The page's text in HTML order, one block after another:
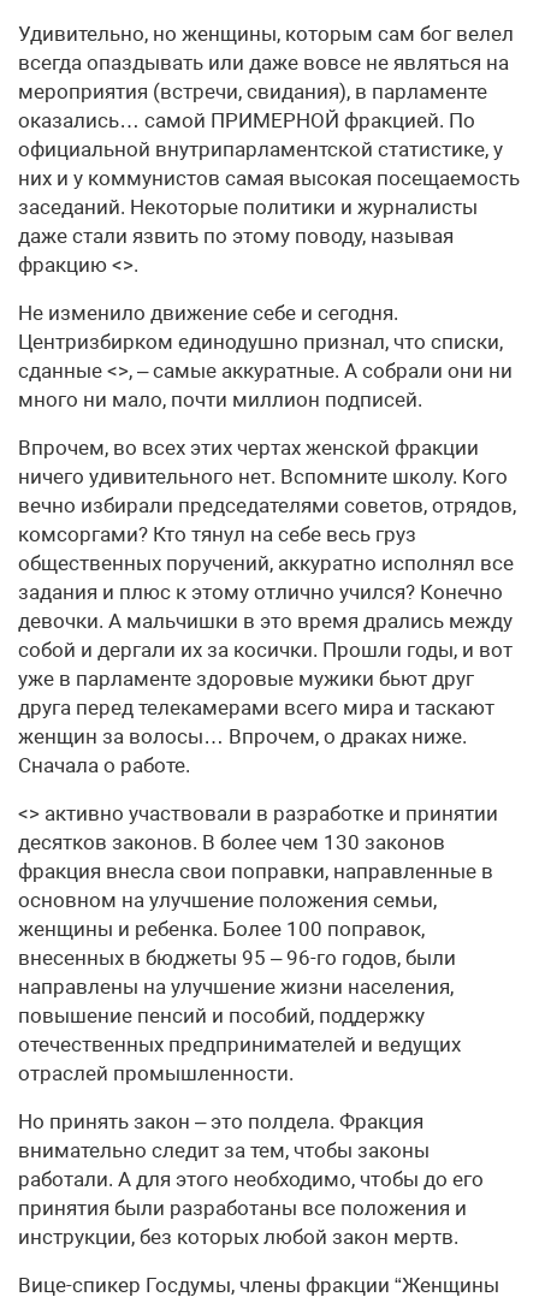
Удивительно, но женщины, которым сам бог велел
всегда опаздывать или даже вовсе не являться на
мероприятия (встречи, свидания), в парламенте
оказались… самой ПРИМЕРНОЙ фракцией. По
официальной внутрипарламентской статистике, у
них и у коммунистов самая высокая посещаемость
заседаний. Некоторые политики и журналисты
даже стали язвить по этому поводу, называя
фракцию <>.
Не изменило движение себе и сегодня.
Центризбирком единодушно признал, что списки,
сданные <>, – самые аккуратные. А собрали они ни
много ни мало, почти миллион подписей.
Впрочем, во всех этих чертах женской фракции
ничего удивительного нет. Вспомните школу. Кого
вечно избирали председателями советов, отрядов,
комсоргами? Кто тянул на себе весь груз
общественных поручений, аккуратно исполнял все
задания и плюс к этому отлично учился? Конечно
девочки. А мальчишки в это время дрались между
собой и дергали их за косички. Прошли годы, и вот
уже в парламенте здоровые мужики бьют друг
друга перед телекамерами всего мира и таскают
женщин за волосы… Впрочем, о драках ниже.
Сначала о работе.
<> активно участвовали в разработке и принятии
десятков законов. В более чем 130 законов
фракция внесла свои поправки, направленные в
основном на улучшение положения семьи,
женщины и ребенка. Более 100 поправок,
внесенных в бюджеты 95 – 96-го годов, были
направлены на улучшение жизни населения,
повышение пенсий и пособий, поддержку
отечественных предпринимателей и ведущих
отраслей промышленности.
Но принять закон – это полдела. Фракция
внимательно следит за тем, чтобы законы
работали. А для этого необходимо, чтобы до его
принятия были разработаны все положения и
инструкции, без которых любой закон мертв.
Вице-спикер Госдумы, члены фракции “Женщины